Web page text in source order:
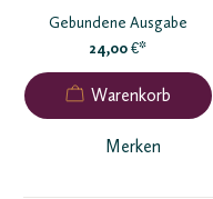
Gebundene Ausgabe
24,00€*
Merken